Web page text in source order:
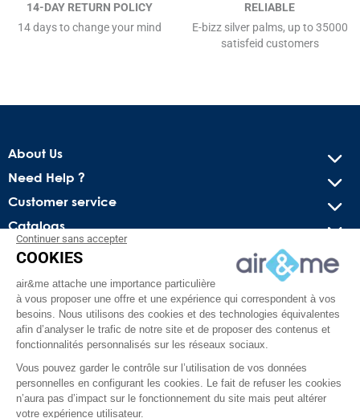
14-DAY RETURN POLICY
14 days to change your mind
RELIABLE
E-bizz silver palms, up to 35000
satisfeid customers
About Us
Need Help ?
Customer service
Catalogs
Get our latest news and special sales
You may unsubscribe at any moment. For that purpose, please
find our contact info in the legal notice.
Continuer sans accepter
COOKIES
air&me attache une importance particulière
à vous proposer une offre et une expérience qui correspondent à vos
besoins. Nous utilisons des cookies et des technologies équivalentes
afin d’analyser le trafic de notre site et de proposer des contenus et
fonctionnalités personnalisés sur les réseaux sociaux.
Vous pouvez garder le contrôle sur l’utilisation de vos données
personnelles en configurant les cookies. Le fait de refuser les cookies
n’aura pas d’impact sur le fonctionnement du site mais peut altérer
votre expérience utilisateur.